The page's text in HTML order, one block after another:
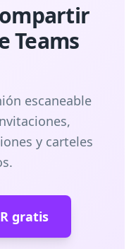
Teams
escaneable
y carteles
gratis